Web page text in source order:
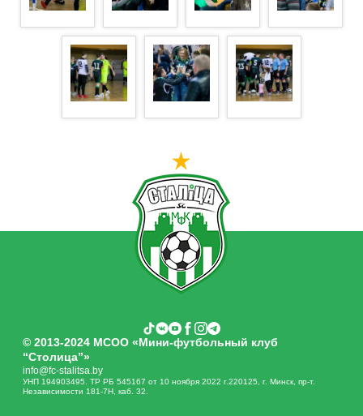
© 2013-2024 МСОО «Мини-футбольный клуб
“Столица”»
info@fc-stalitsa.by
УНП 194903495. ТР РБ 545167 от 10 ноября 2022 г.220125, г. Минск, пр-т.
Независимости 181-7Н, каб. 32.